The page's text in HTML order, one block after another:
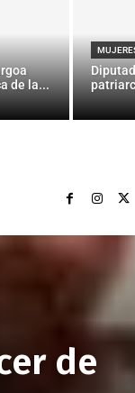
de la...
de